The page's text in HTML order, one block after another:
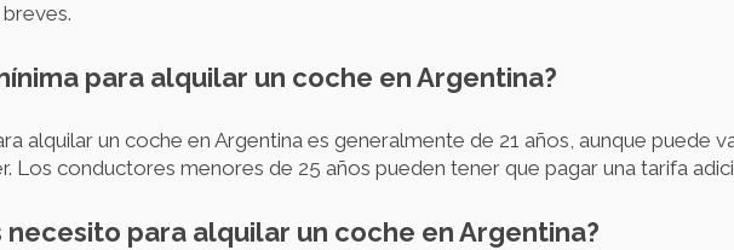
para alquilar un coche en Argentina?
alquilar un coche en Argentina es generalmente de 21 años, aunque puede
Los conductores menores de 25 años pueden tener que pagar una tarifa
necesito para alquilar un coche en Argentina?